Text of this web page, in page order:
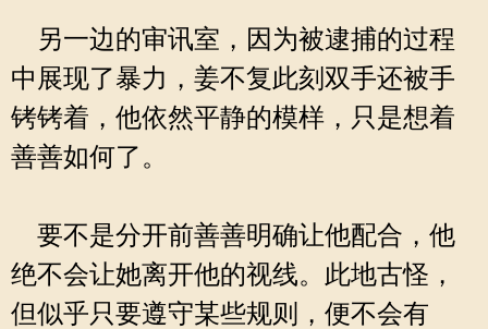
另一边的审讯室，因为被逮捕的过程
中展现了暴力，姜不复此刻双手还被手
铐铐着，他依然平静的模样，只是想着
善善如何了。
要不是分开前善善明确让他配合，他
绝不会让她离开他的视线。此地古怪，
但似乎只要遵守某些规则，便不会有